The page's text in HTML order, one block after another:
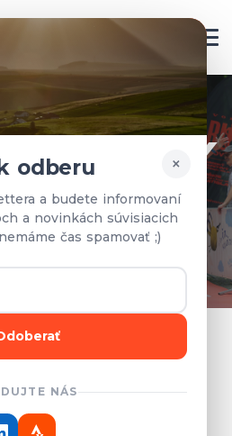
×
odberu
a budete informovaní
a novinkách súvisiacich
čas spamovať ;)
NÁS
a výsledky z
rokov.